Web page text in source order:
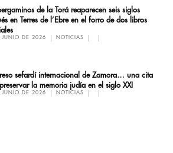
de la Torá reaparecen seis siglos
en Terres de l’Ebre en el forro de dos libros
JUNIO DE 2026 NOTICIAS
sefardí internacional de Zamora… una cita
la memoria judía en el siglo XXI
JUNIO DE 2026 NOTICIAS